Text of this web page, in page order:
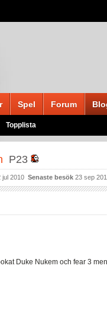
Spel Forum
Topplista
P23
jul 2010 Senaste besök 23 sep
Duke Nukem och fear 3